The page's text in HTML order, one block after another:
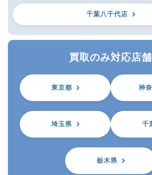
千葉八千代店
買取のみ対応店舗
東京都 神
埼玉県 千
栃木県